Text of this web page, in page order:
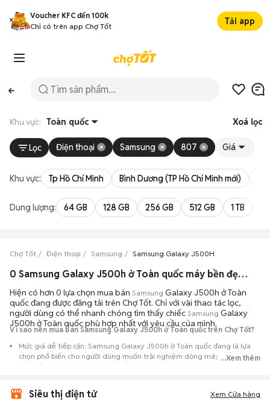
Voucher KFC đến 100k
Chỉ có trên app Chợ Tốt
Tải app
Khu vực: Toàn quốc Xoá lọc
Lọc Điện thoại Samsung 807 Giá
Khu vực: Tp Hồ Chí Minh Bình Dương (TP Hồ Chí Minh mới)
Dung lượng: 64 GB 128 GB 256 GB 512 GB 1 TB
Chợ Tốt Điện thoại Samsung Samsung Galaxy J500H
0 Samsung Galaxy J500h ở Toàn quốc máy bền đẹp đang bán 08/2026
Hiện có hơn 0 lựa chọn mua bán Samsung Galaxy J500h ở Toàn
quốc đang được đăng tải trên Chợ Tốt. Chỉ với vài thao tác lọc,
người dùng có thể nhanh chóng tìm thấy chiếc Samsung Galaxy
J500h ở Toàn quốc phù hợp nhất với yêu cầu của mình.
Vì sao nên mua bán Samsung Galaxy J500h ở Toàn quốc trên Chợ Tốt?
Mức giá dễ tiếp cận: Samsung Galaxy J500h ở Toàn quốc đang là lựa
chọn phổ biến cho người dùng muốn trải nghiệm dòng máy này với chi
phí thấp hơn so với khi mới ra mắt.
Toàn quốc từ nhiều cá nhân muốn lên đời máy, mang đến đa dạng sự
...Xem thêm
Siêu thị điện tử Xem Cửa hàng